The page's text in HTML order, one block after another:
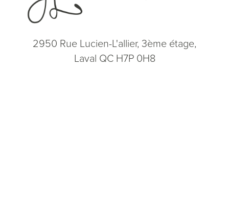
2950 Rue Lucien-L'allier, 3ème étage,
Laval QC H7P 0H8